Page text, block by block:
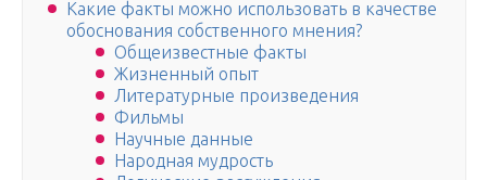
Какие факты можно использовать в качестве
обоснования собственного мнения?
Общеизвестные факты
Жизненный опыт
Литературные произведения
Фильмы
Научные данные
Народная мудрость